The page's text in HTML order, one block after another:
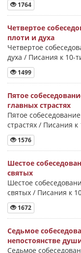
1764
Четвертое
плоти и духа
Четвертое
духа / Писания к 10-
1499
Пятое
главных страстях
Пятое
страстях / Писания к
1576
Шестое
святых
Шестое
святых / Писания к
1672
Седьмое
непостоянстве
Седьмое